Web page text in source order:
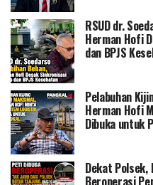
RSUD dr.
Herman Hofi
dan BPJS
Pelabuhan
Herman Hofi
Dibuka untuk
Dekat Polsek,
Beroperasi